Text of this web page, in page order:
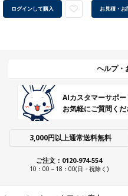
ログインして購入 お見積・お
ヘルプ・
AIカスタマーサポー
お気軽にご質問くだ
3,000円以上通常送料無料
ご注文：0120-974-554
10：00～18：00(日・祝除く)